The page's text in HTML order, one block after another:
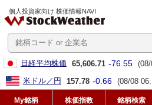
個人投資家向け 株価情報NAVI
日経平均株価 65,606.71 -76.55
米ドル／円
157.78 -0.66 (08/08
My銘柄 株価指数 銘柄検索